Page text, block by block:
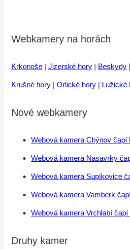
Webkamery na horách
Krkonoše | Jizerské hory | Beskydy |
Krušné hory | Orlické hory | Lužické
Nové webkamery
Webová kamera Chýnov čapí
Webová kamera Nasavrky
Webová kamera Supíkovice
Webová kamera Vamberk
Webová kamera Vrchlabí čapí
Druhy kamer